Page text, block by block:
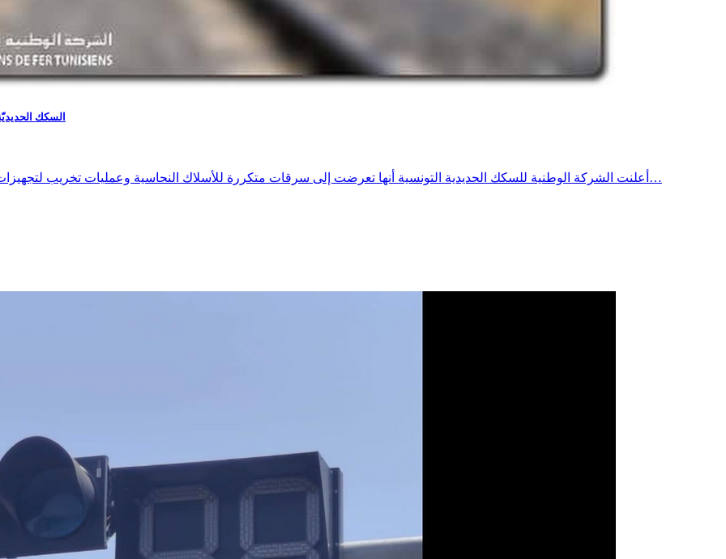
السكك
أعلنت الشركة الوطنية للسكك الحديدية التونسية أنها تعرضت إلى سرقات متكررة للأسلاك النحاسية وعمليات تخريب لتجهيزات حواجز التقاطعات والاعتداء عليها بتواريخ 12 و14 و18 ماي و05 جوان…